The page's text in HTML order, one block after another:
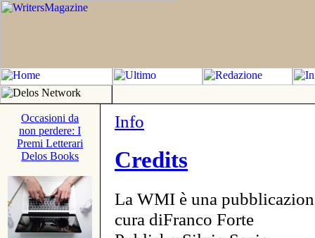
Occasioni da
non perdere: I
Premi Letterari
Delos Books
Info
Credits
La WMI è una
cura diFranco Forte